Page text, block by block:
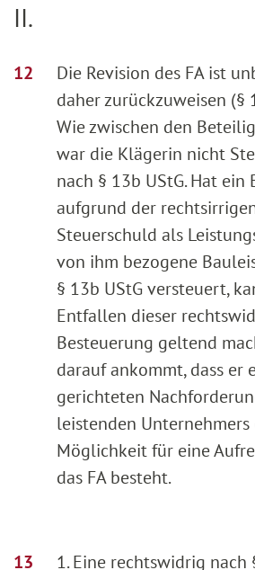
II.
Die Revision des FA ist
daher zurückzuweisen (§
Wie zwischen den
war die Klägerin nicht
nach § 13b UStG. Hat ein
aufgrund der
Steuerschuld als
von ihm bezogene
§ 13b UStG versteuert,
Entfallen dieser
Besteuerung geltend
darauf ankommt, dass er
gerichteten
leistenden
Möglichkeit für eine
das FA besteht.
1. Eine rechtswidrig nach